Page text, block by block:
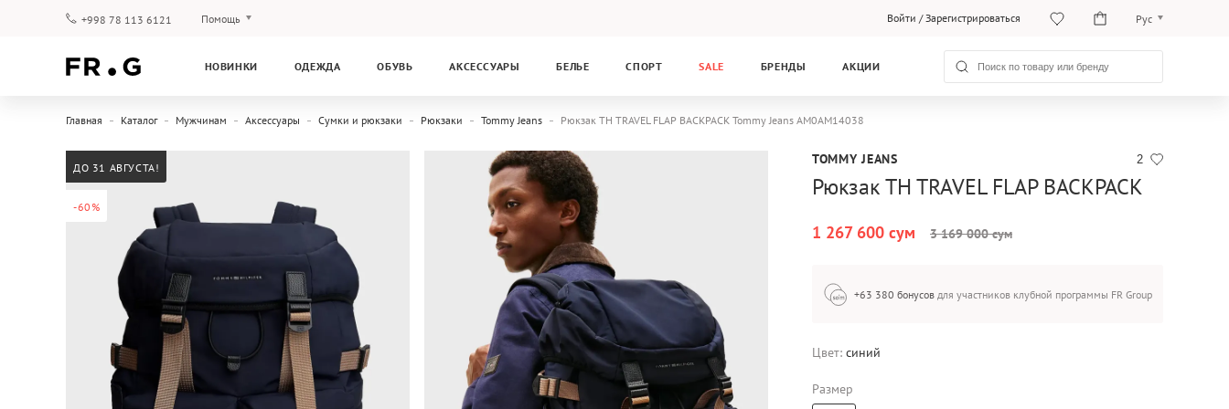
+998 78 113 6121 Помощь Войти /Зарегистрироваться Рус
Рус
НОВИНКИ ОДЕЖДА ОБУВЬ АКСЕССУАРЫ БЕЛЬЕ СПОРТ SALE БРЕНДЫ АКЦИИ
Главная Каталог Мужчинам Аксессуары Сумки и рюкзаки Рюкзаки Tommy Jeans Рюкзак TH TRAVEL FLAP BACKPACK Tommy Jeans AM0AM14038
-60%
ДО 31 АВГУСТА!
2
TOMMY JEANS
Рюкзак TH TRAVEL FLAP BACKPACK
1 267 600 сум 3 169 000 сум
+63 380 бонусов для участников клубной программы FR Group
Цвет: синий
Размер